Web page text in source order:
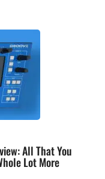
All That You
Lot More